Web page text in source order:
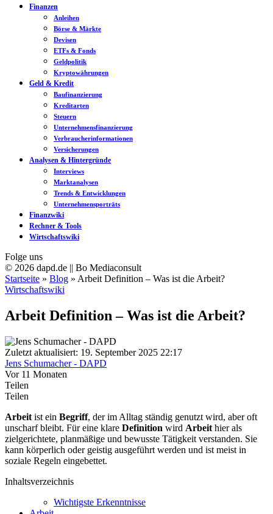
Finanzen
Anleihen
Börse & Märkte
Devisen
ETFs & Fonds
Geldpolitik
Kryptowährungen
Geld & Kredit
Baufinanzierung
Kreditarten
Steuern
Unternehmensfinanzierung
Verbraucherinformationen
Versicherungen
Analysen & Hintergründe
Interviews
Marktanalysen
Trends & Entwicklungen
Unternehmensporträts
Finanzwiki
Rechner & Tools
Wirtschaftswiki
Folge uns
© 2026 dapd.de || Bo Mediaconsult
Startseite » Blog » Arbeit Definition – Was ist die Arbeit?
Wirtschaftswiki
Arbeit Definition – Was ist die Arbeit?
Zuletzt aktualisiert: 19. September 2025 22:17
Jens Schumacher - DAPD
Vor 11 Monaten
Teilen
Teilen
Arbeit ist ein Begriff, der im Alltag ständig genutzt wird, aber oft
unscharf bleibt. Für eine klare Definition wird Arbeit hier als
zielgerichtete, planmäßige und bewusste Tätigkeit verstanden. Sie
kann körperlich oder geistig ausgeführt werden und ist meist in
soziale Regeln eingebettet.
Inhaltsverzeichnis
Wichtigste Erkenntnisse